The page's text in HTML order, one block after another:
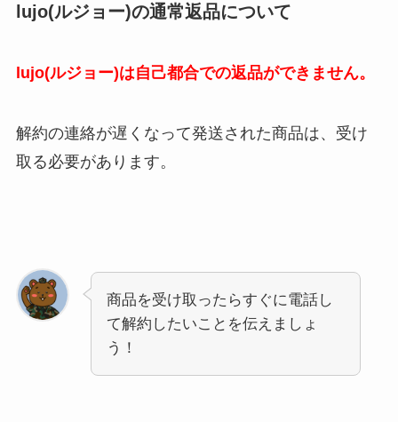
lujo(ルジョー)の通常返品について
lujo(ルジョー)は自己都合での返品ができません。
解約の連絡が遅くなって発送された商品は、受け
取る必要があります。
商品を受け取ったらすぐに電話し
て解約したいことを伝えましょ
う！